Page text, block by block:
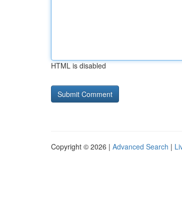
HTML is disabled
Copyright © 2026 | Advanced Search |